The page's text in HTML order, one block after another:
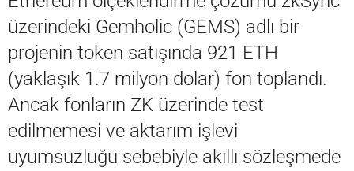
üzerindeki Gemholic (GEMS) adlı bir
projenin token satışında 921 ETH
(yaklaşık 1.7 milyon dolar) fon toplandı.
Ancak fonların ZK üzerinde test
edilmemesi ve aktarım işlevi
uyumsuzluğu sebebiyle akıllı sözleşmede